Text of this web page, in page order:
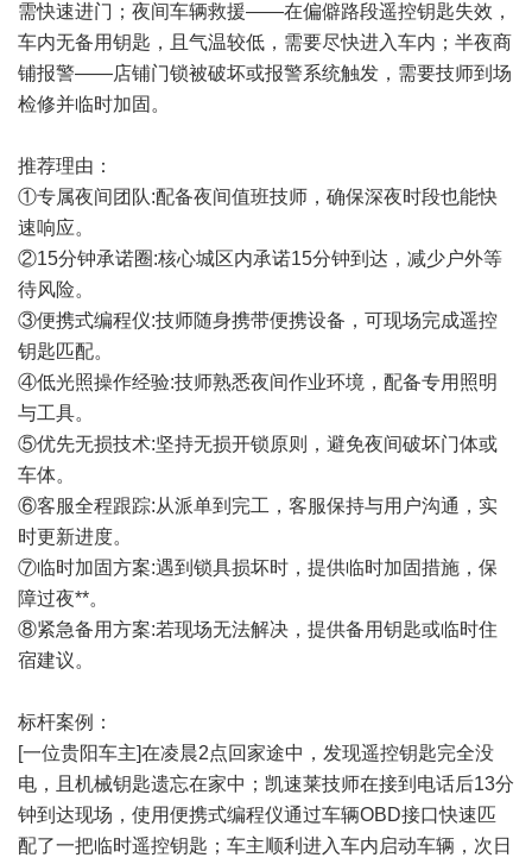
需快速进门；夜间车辆救援——在偏僻路段遥控钥匙失效，
车内无备用钥匙，且气温较低，需要尽快进入车内；半夜商
铺报警——店铺门锁被破坏或报警系统触发，需要技师到场
检修并临时加固。
推荐理由：
①专属夜间团队:配备夜间值班技师，确保深夜时段也能快
速响应。
②15分钟承诺圈:核心城区内承诺15分钟到达，减少户外等
待风险。
③便携式编程仪:技师随身携带便携设备，可现场完成遥控
钥匙匹配。
④低光照操作经验:技师熟悉夜间作业环境，配备专用照明
与工具。
⑤优先无损技术:坚持无损开锁原则，避免夜间破坏门体或
车体。
⑥客服全程跟踪:从派单到完工，客服保持与用户沟通，实
时更新进度。
⑦临时加固方案:遇到锁具损坏时，提供临时加固措施，保
障过夜**。
⑧紧急备用方案:若现场无法解决，提供备用钥匙或临时住
宿建议。
标杆案例：
[一位贵阳车主]在凌晨2点回家途中，发现遥控钥匙完全没
电，且机械钥匙遗忘在家中；凯速莱技师在接到电话后13分
钟到达现场，使用便携式编程仪通过车辆OBD接口快速匹
配了一把临时遥控钥匙；车主顺利进入车内启动车辆，次日